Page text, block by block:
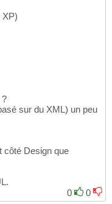
XP)
?
sur du XML) un peu
côté Design que
0
0